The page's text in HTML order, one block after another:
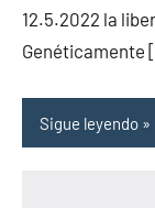
12.5.2022 la
Genéticamente
Sigue leyendo